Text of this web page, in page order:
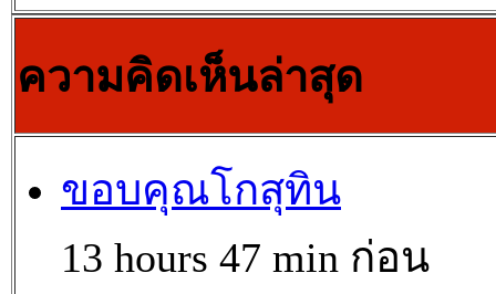
ความคิดเห็นล่าสุด
ขอบคุณโกสุทิน
13 hours 47 min ก่อน